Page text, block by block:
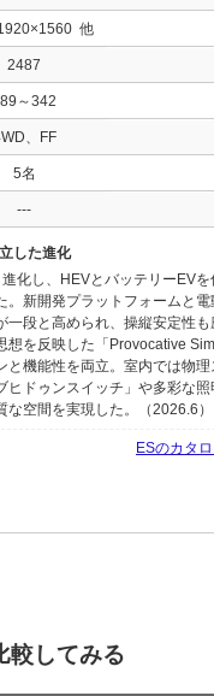
他
2487
～342
、FF
5名
---
した進化
化し、HEVとバッテリーEVを
。新開発プラットフォームと
一段と高められ、操縦安定性も
を反映した「Provocative
と機能性を両立。室内では物理
ヒドゥンスイッチ」や多彩な照
空間を実現した。（2026.6）
ESのカタ
較してみる